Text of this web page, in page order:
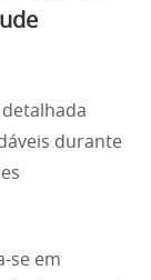
durante
se em